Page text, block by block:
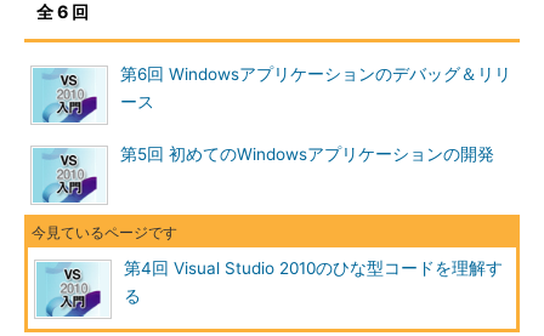
全 6 回
第6回 Windowsアプリケーションのデバッグ＆リリ
ース
第5回 初めてのWindowsアプリケーションの開発
第4回 Visual Studio 2010のひな型コードを理解す
る